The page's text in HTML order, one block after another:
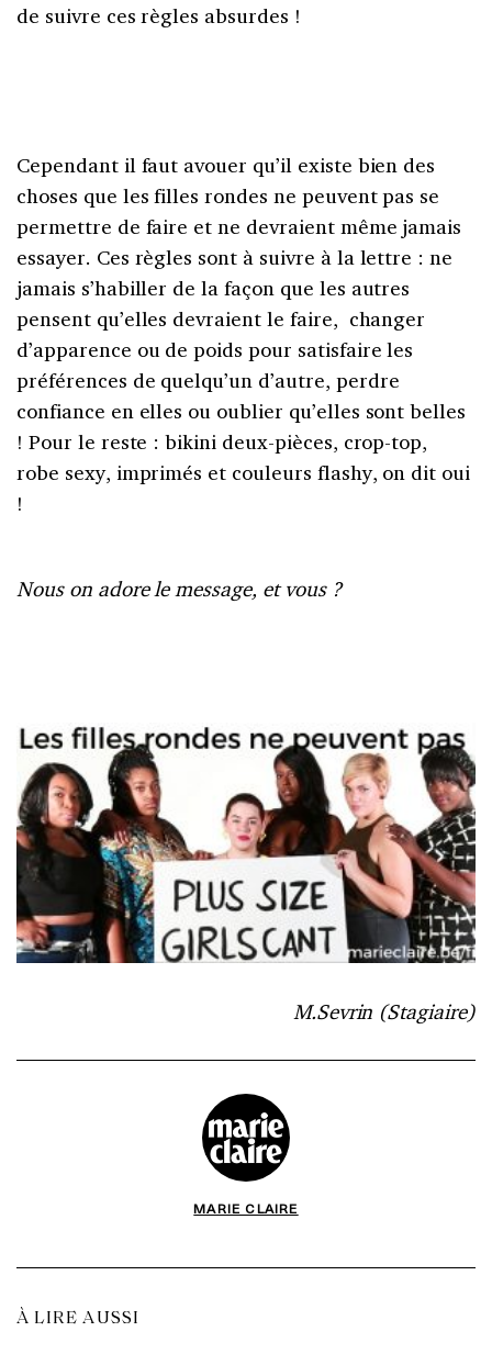
de suivre ces règles absurdes !
Cependant il faut avouer qu’il existe bien des
choses que les filles rondes ne peuvent pas se
permettre de faire et ne devraient même jamais
essayer. Ces règles sont à suivre à la lettre : ne
jamais s’habiller de la façon que les autres
pensent qu’elles devraient le faire, changer
d’apparence ou de poids pour satisfaire les
préférences de quelqu’un d’autre, perdre
confiance en elles ou oublier qu’elles sont belles
! Pour le reste : bikini deux-pièces, crop-top,
robe sexy, imprimés et couleurs flashy, on dit oui
!
Nous on adore le message, et vous ?
M.Sevrin (Stagiaire)
MARIE CLAIRE
À LIRE AUSSI